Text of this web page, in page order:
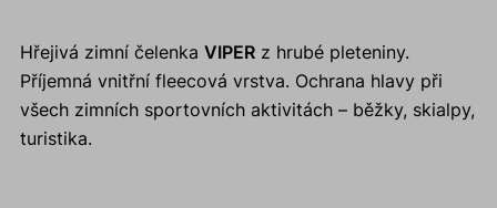
Hřejivá zimní čelenka VIPERz hrubé pleteniny.
Příjemná vnitřní fleecová vrstva. Ochrana hlavy při
všech zimních sportovních aktivitách – běžky, skialpy,
turistika.